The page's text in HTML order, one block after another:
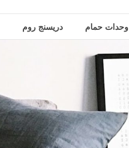
وحدات حمام دريسنج روم